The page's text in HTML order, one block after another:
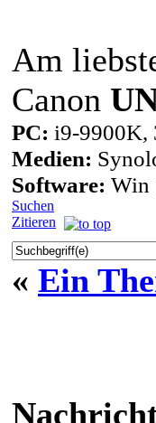
Am
Canon
PC: i9-9900K,
Medien:
Software: Win
Suchen
Zitieren
« Ein